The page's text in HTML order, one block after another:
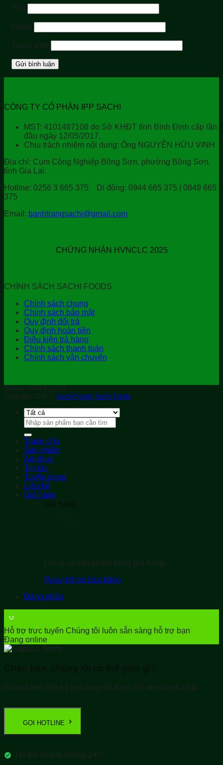
Tên
Email
Trang web
CÔNG TY CỔ PHẦN IPP SACHI
MST: 4101487108 do Sở KHĐT tỉnh Bình Định cấp lần
đầu ngày 12/05/2017.
Chịu trách nhiệm nội dung: Ông NGUYỄN HỮU VINH
Địa chỉ: Cụm Công Nghiệp Bồng Sơn, phường Bồng Sơn,
tỉnh Gia Lai.
Hotline: 0256 3 665 375 Di động: 0944 665 375 | 0849 665
375
Email: banhtrangsachi@gmail.com
CHỨNG NHẬN HVNCLC 2025
CHÍNH SÁCH SACHI FOODS
Chính sách chung
Chính sách bảo mật
Quy định đổi trả
Quy định hoàn tiền
Điều kiện trả hàng
Chính sách thanh toán
Chính sách vận chuyển
Hotline: 0944.665.375
Copyright 2026 © Sachi Foods Sachi Foods
Tìm
kiếm:
Trang chủ
Sản phẩm
Ẩm thực
Tin tức
Tuyển dụng
Liên hệ
Giỏ hàng
Giỏ hàng
Chưa có sản phẩm trong giỏ hàng.
Quay trở lại cửa hàng
Đăng nhập
Hỗ trợ trực tuyến Chúng tôi luôn sẵn sàng hỗ trợ bạn
Đang online
Chào bạn, chúng tôi có thể giúp gì?
Chọn kênh liên hệ phù hợp để được hỗ trợ nhanh nhất
GỌI HOTLINE
Hỗ trợ nhanh chóng 24/7